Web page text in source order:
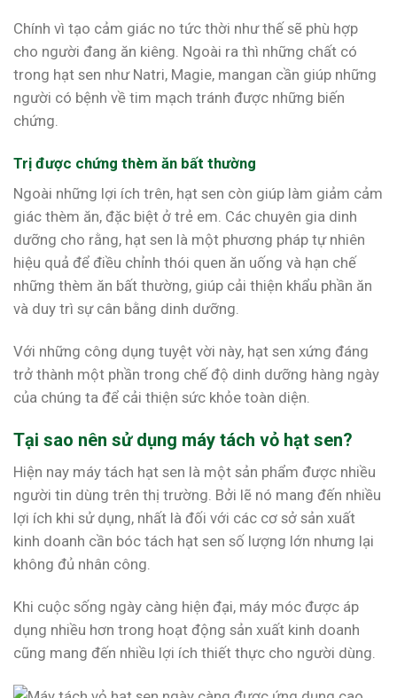
Chính vì tạo cảm giác no tức thời như thế sẽ phù hợp
cho người đang ăn kiêng. Ngoài ra thì những chất có
trong hạt sen như Natri, Magie, mangan cần giúp những
người có bệnh về tim mạch tránh được những biến
chứng.
Trị được chứng thèm ăn bất thường
Ngoài những lợi ích trên, hạt sen còn giúp làm giảm cảm
giác thèm ăn, đặc biệt ở trẻ em. Các chuyên gia dinh
dưỡng cho rằng, hạt sen là một phương pháp tự nhiên
hiệu quả để điều chỉnh thói quen ăn uống và hạn chế
những thèm ăn bất thường, giúp cải thiện khẩu phần ăn
và duy trì sự cân bằng dinh dưỡng.
Với những công dụng tuyệt vời này, hạt sen xứng đáng
trở thành một phần trong chế độ dinh dưỡng hàng ngày
của chúng ta để cải thiện sức khỏe toàn diện.
Tại sao nên sử dụng máy tách vỏ hạt sen?
Hiện nay máy tách hạt sen là một sản phẩm được nhiều
người tin dùng trên thị trường. Bởi lẽ nó mang đến nhiều
lợi ích khi sử dụng, nhất là đối với các cơ sở sản xuất
kinh doanh cần bóc tách hạt sen số lượng lớn nhưng lại
không đủ nhân công.
Khi cuộc sống ngày càng hiện đại, máy móc được áp
dụng nhiều hơn trong hoạt động sản xuất kinh doanh
cũng mang đến nhiều lợi ích thiết thực cho người dùng.